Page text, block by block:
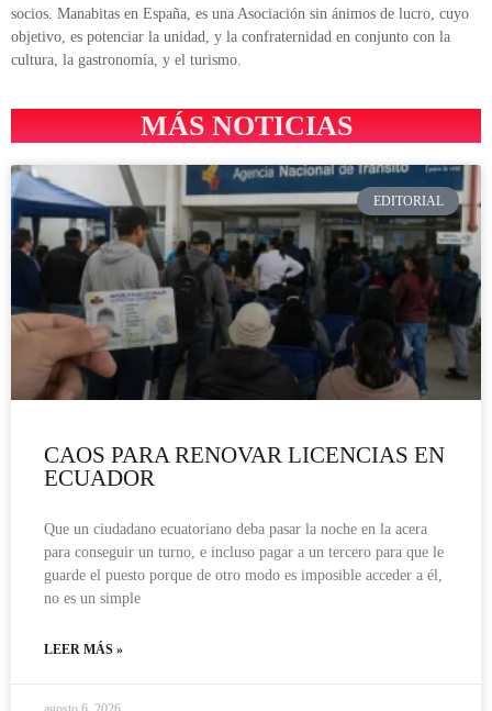
socios. Manabitas en España, es una Asociación sin ánimos de lucro, cuyo
objetivo, es potenciar la unidad, y la confraternidad en conjunto con la
cultura, la gastronomía, y el turismo.
MÁS NOTICIAS
EDITORIAL
CAOS PARA RENOVAR LICENCIAS EN
ECUADOR
Que un ciudadano ecuatoriano deba pasar la noche en la acera
para conseguir un turno, e incluso pagar a un tercero para que le
guarde el puesto porque de otro modo es imposible acceder a él,
no es un simple
LEER MÁS »